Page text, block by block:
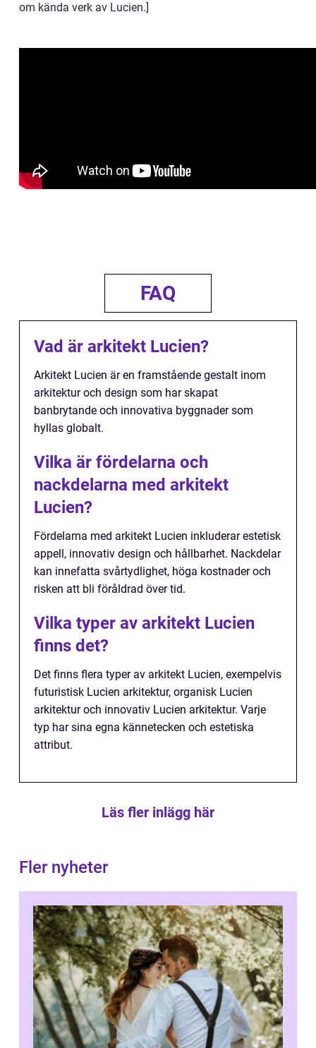
om kända verk av Lucien.]
FAQ
Vad är arkitekt Lucien?
Arkitekt Lucien är en framstående gestalt inom
arkitektur och design som har skapat
banbrytande och innovativa byggnader som
hyllas globalt.
Vilka är fördelarna och
nackdelarna med arkitekt
Lucien?
Fördelarna med arkitekt Lucien inkluderar estetisk
appell, innovativ design och hållbarhet. Nackdelar
kan innefatta svårtydlighet, höga kostnader och
risken att bli föråldrad över tid.
Vilka typer av arkitekt Lucien
finns det?
Det finns flera typer av arkitekt Lucien, exempelvis
futuristisk Lucien arkitektur, organisk Lucien
arkitektur och innovativ Lucien arkitektur. Varje
typ har sina egna kännetecken och estetiska
attribut.
Läs fler inlägg här
Fler nyheter